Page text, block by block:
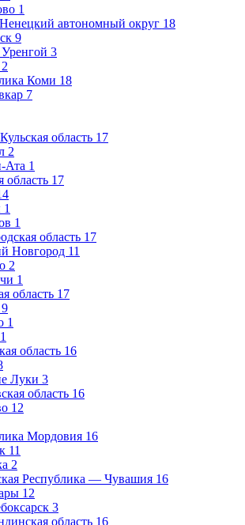
1
автономный округ 18
9
3
2
Коми 18
7
область 17
2
Ата 1
область 17
1
1
область 17
Новгород 11
2
1
область 17
9
1
1
область 16
Луки 3
область 16
12
Мордовия 16
11
2
Республика — Чувашия 16
12
3
область 16